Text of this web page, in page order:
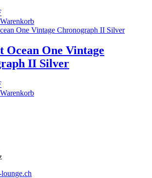
Ocean One Vintage
II Silver